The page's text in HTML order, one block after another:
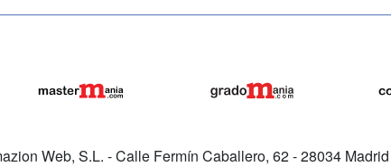
Web, S.L. - Calle Fermín Caballero, 62 - 28034